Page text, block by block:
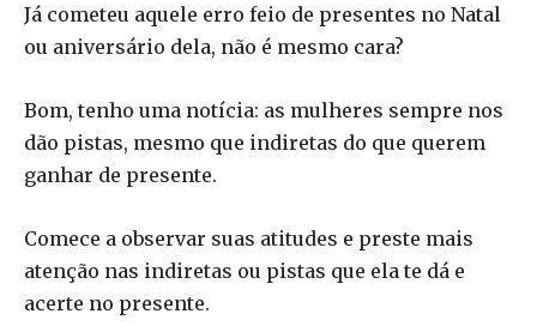
Já cometeu aquele erro feio de presentes no Natal
ou aniversário dela, não é mesmo cara?
Bom, tenho uma notícia: as mulheres sempre nos
dão pistas, mesmo que indiretas do que querem
ganhar de presente.
Comece a observar suas atitudes e preste mais
atenção nas indiretas ou pistas que ela te dá e
acerte no presente.